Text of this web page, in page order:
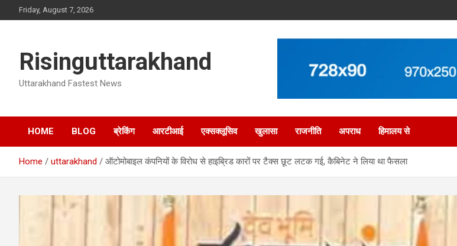
to
Friday, August 7, 2026
Risinguttarakhand
Uttarakhand Fastest News
HOME BLOG ब्रेकिंग आरटीआई एक्सक्लूसिव खुलासा राजनीति अपराध हिमालय से
Home uttarakhand ऑटोमोबाइल कंपनियों के विरोध से हाइब्रिड कारों पर टैक्स छूट लटक गई, कैबिनेट ने लिया था फैसला